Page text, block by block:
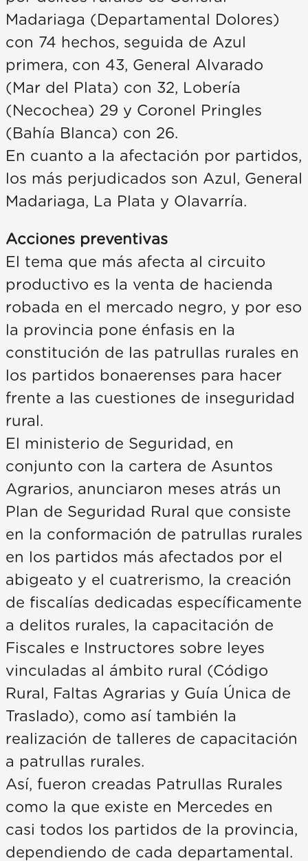
Madariaga (Departamental Dolores)
con 74 hechos, seguida de Azul
primera, con 43, General Alvarado
(Mar del Plata) con 32, Lobería
(Necochea) 29 y Coronel Pringles
(Bahía Blanca) con 26.
En cuanto a la afectación por partidos,
los más perjudicados son Azul, General
Madariaga, La Plata y Olavarría.
Acciones preventivas
El tema que más afecta al circuito
productivo es la venta de hacienda
robada en el mercado negro, y por eso
la provincia pone énfasis en la
constitución de las patrullas rurales en
los partidos bonaerenses para hacer
frente a las cuestiones de inseguridad
rural.
El ministerio de Seguridad, en
conjunto con la cartera de Asuntos
Agrarios, anunciaron meses atrás un
Plan de Seguridad Rural que consiste
en la conformación de patrullas rurales
en los partidos más afectados por el
abigeato y el cuatrerismo, la creación
de fiscalías dedicadas específicamente
a delitos rurales, la capacitación de
Fiscales e Instructores sobre leyes
vinculadas al ámbito rural (Código
Rural, Faltas Agrarias y Guía Única de
Traslado), como así también la
realización de talleres de capacitación
a patrullas rurales.
Así, fueron creadas Patrullas Rurales
como la que existe en Mercedes en
casi todos los partidos de la provincia,
dependiendo de cada departamental.